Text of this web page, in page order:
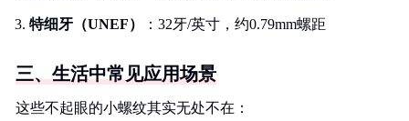
特细牙（UNEF） ：32牙/英寸，约0.79mm螺距
三、生活中常见应用场景
这些不起眼的小螺纹其实无处不在：